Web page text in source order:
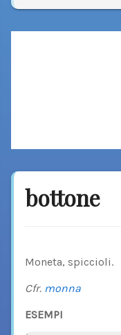
bottone
Moneta, spiccioli.
Cfr. monna
ESEMPI